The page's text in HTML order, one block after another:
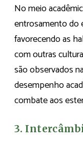
No meio
entrosamento do
favorecendo as
com outras
são observados
desempenho
combate aos
3.